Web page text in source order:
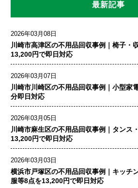
最新記事
2026年03月08日
川崎市高津区の不用品回収事例｜椅子・
13,200円で即日対応
2026年03月07日
川崎市川崎区の不用品回収事例｜小型家
分即日対応
2026年03月05日
川崎市麻生区の不用品回収事例｜タンス
13,200円で即日対応
2026年03月03日
横浜市戸塚区の不用品回収事例｜キッチ
服等8点を13,200円で即日対応